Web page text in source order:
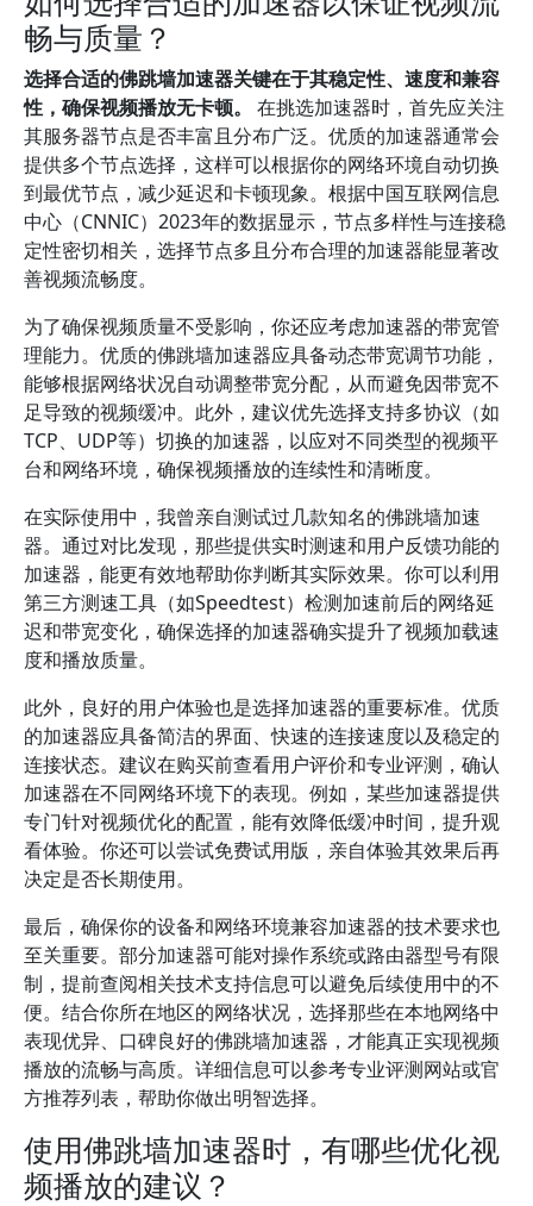
畅与质量？
选择合适的佛跳墙加速器关键在于其稳定性、速度和兼容
性，确保视频播放无卡顿。
在挑选加速器时，首先应关注
其服务器节点是否丰富且分布广泛。优质的加速器通常会
提供多个节点选择，这样可以根据你的网络环境自动切换
到最优节点，减少延迟和卡顿现象。根据中国互联网信息
中心（CNNIC）2023年的数据显示，节点多样性与连接稳
定性密切相关，选择节点多且分布合理的加速器能显著改
善视频流畅度。
为了确保视频质量不受影响，你还应考虑加速器的带宽管
理能力。优质的佛跳墙加速器应具备动态带宽调节功能，
能够根据网络状况自动调整带宽分配，从而避免因带宽不
足导致的视频缓冲。此外，建议优先选择支持多协议（如
TCP、UDP等）切换的加速器，以应对不同类型的视频平
台和网络环境，确保视频播放的连续性和清晰度。
在实际使用中，我曾亲自测试过几款知名的佛跳墙加速
器。通过对比发现，那些提供实时测速和用户反馈功能的
加速器，能更有效地帮助你判断其实际效果。你可以利用
第三方测速工具（如Speedtest）检测加速前后的网络延
迟和带宽变化，确保选择的加速器确实提升了视频加载速
度和播放质量。
此外，良好的用户体验也是选择加速器的重要标准。优质
的加速器应具备简洁的界面、快速的连接速度以及稳定的
连接状态。建议在购买前查看用户评价和专业评测，确认
加速器在不同网络环境下的表现。例如，某些加速器提供
专门针对视频优化的配置，能有效降低缓冲时间，提升观
看体验。你还可以尝试免费试用版，亲自体验其效果后再
决定是否长期使用。
最后，确保你的设备和网络环境兼容加速器的技术要求也
至关重要。部分加速器可能对操作系统或路由器型号有限
制，提前查阅相关技术支持信息可以避免后续使用中的不
便。结合你所在地区的网络状况，选择那些在本地网络中
表现优异、口碑良好的佛跳墙加速器，才能真正实现视频
播放的流畅与高质。详细信息可以参考专业评测网站或官
方推荐列表，帮助你做出明智选择。
使用佛跳墙加速器时，有哪些优化视
频播放的建议？